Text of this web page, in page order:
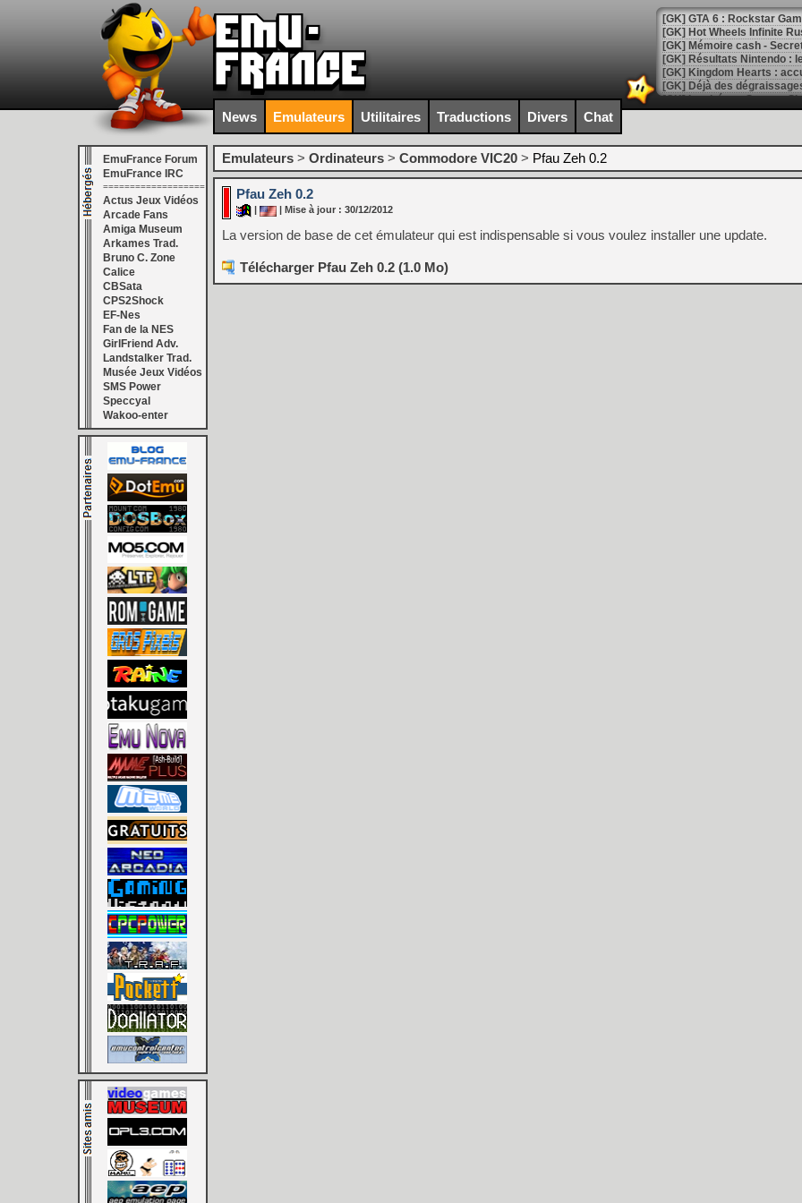
[GK] Hot Wheels Infinite
[GK] Mémoire cash -
[GK] Résultats Nintendo :
[GK] Déjà des
[Mo5] Brickboy cherche à
[GK] Minecraft et ses «
[GK] Beast of
[GK] Ubisoft : fin de partie
[GK] Mémoire cash -
[GK] Dan Houser (GTA)
[GK] Comment EA Sports
[GK] Crimson Moon : un
[GK] Isle of Reveries : le
[GK] Moonlighter 2 : The
[GK] Capcom relance
[Mo5] Deux inédits du
[GK] Le beat'em up The
[GK] Endless Legend 2 :
[LS] [PS5] Le WebKit
[GK] Oubliez Crazy Taxi,
[LS] [Switch] NSZ 5.0.0
[GK] No More Room in
[GK] Un chatbot Atelier
[GK] Mémoire cash -
[GK] Nvidia : le prix des
[GK] Suikoden Star Leap
[Mo5] La mini borne
[GK] Le studio de FIFA
[GK] La PlayStation 1 en
[GK] GTA 6 : Rockstar
News Emulateurs Utilitaires Traductions Divers Chat
EmuFrance Forum
EmuFrance IRC
===================
Actus Jeux Vidéos
Arcade Fans
Amiga Museum
Arkames Trad.
Bruno C. Zone
Calice
CBSata
CPS2Shock
EF-Nes
Fan de la NES
GirlFriend Adv.
Landstalker Trad.
Musée Jeux Vidéos
SMS Power
Speccyal
Wakoo-enter
Emulateurs > Ordinateurs > Commodore VIC20 > Pfau Zeh 0.2
Pfau Zeh 0.2
| Mise à jour : 30/12/2012
La version de base de cet émulateur qui est indispensable si vous voulez installer une update.
Télécharger Pfau Zeh 0.2 (1.0 Mo)